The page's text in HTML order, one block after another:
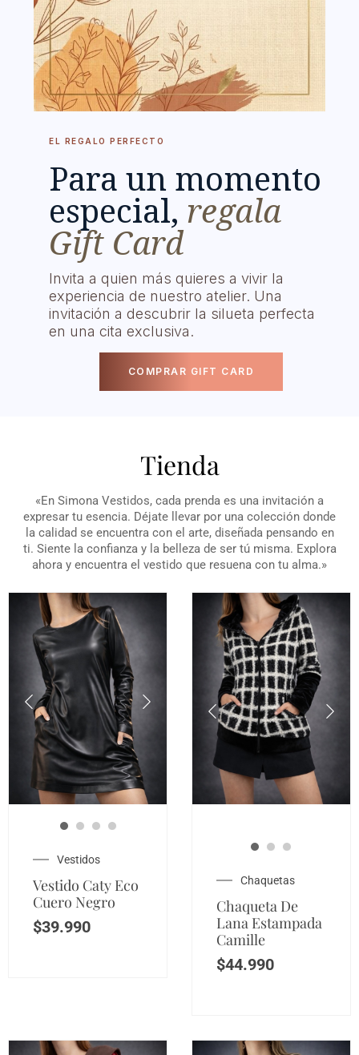
EL REGALO PERFECTO
Para un momento
especial, regala
Gift Card
Invita a quien más quieres a vivir la
experiencia de nuestro atelier. Una
invitación a descubrir la silueta perfecta
en una cita exclusiva.
COMPRAR GIFT CARD
Tienda
«En Simona Vestidos, cada prenda es una invitación a
expresar tu esencia. Déjate llevar por una colección donde
la calidad se encuentra con el arte, diseñada pensando en
ti. Siente la confianza y la belleza de ser tú misma. Explora
ahora y encuentra el vestido que resuena con tu alma.»
Vestidos
Vestido Caty Eco
Cuero Negro
$39.990
Chaquetas
Chaqueta De
Lana Estampada
Camille
$44.990